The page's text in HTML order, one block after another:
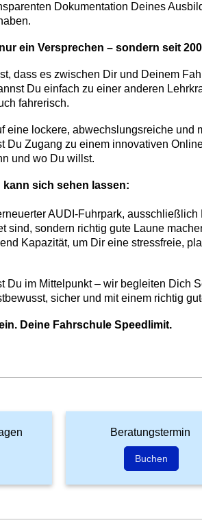
Dokumentation Deines
ein Versprechen – sondern seit
dass es zwischen Dir und Deinem
Du einfach zu einer anderen
fahrerisch.
eine lockere, abwechslungsreiche
Du Zugang zu einem innovativen
und wo Du willst.
sich sehen lassen:
AUDI-Fuhrpark,
sind, sondern richtig gute Laune
Kapazität, um Dir eine stressfreie,
Du im Mittelpunkt – wir begleiten Dich
sicher und mit einem richtig
Deine Fahrschule Speedlimit.
Beratungstermin
Buchen